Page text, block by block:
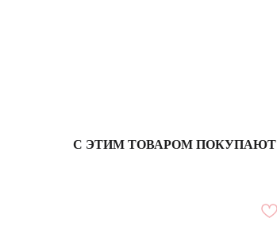
С ЭТИМ ТОВАРОМ ПОКУПАЮТ